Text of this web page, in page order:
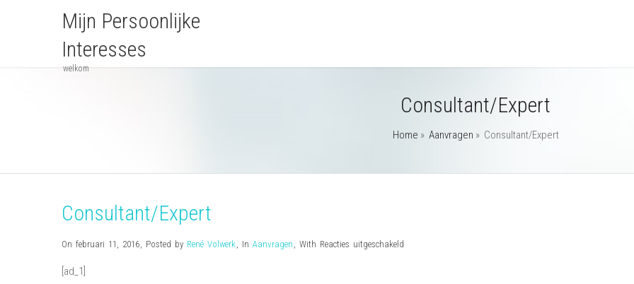
Mijn Persoonlijke
Interesses
welkom
Consultant/Expert
Home » Aanvragen » Consultant/Expert
Consultant/Expert
On februari 11, 2016, Posted by René Volwerk, In Aanvragen , With Reacties uitgeschakeld
[ad_1]